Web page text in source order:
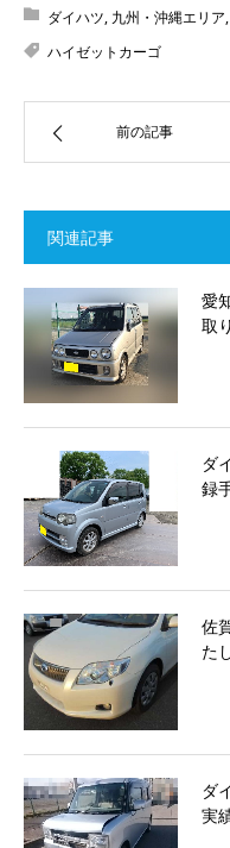
ダイハツ, 九州・沖縄エリア,
ハイゼットカーゴ
前の記事
関連記事
愛
取
ダ
録
佐
た
ダ
実